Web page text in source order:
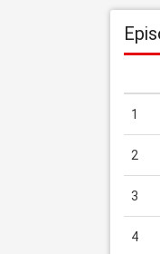
1
2
3
4